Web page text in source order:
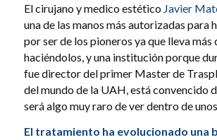
El cirujano y medico estético Javier
una de las manos más autorizadas para
por ser de los pioneros ya que lleva más
haciéndolos, y una institución porque
fue director del primer Master de
del mundo de la UAH, está convencido
será algo muy raro de ver dentro de
El tratamiento ha evolucionado una